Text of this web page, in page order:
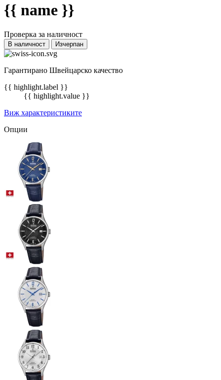
{{ name }}
Проверка за наличност
В наличност Изчерпан
Гарантирано Швейцарско качество
{{ highlight.label }}
{{ highlight.value }}
Виж характеристиките
Опции